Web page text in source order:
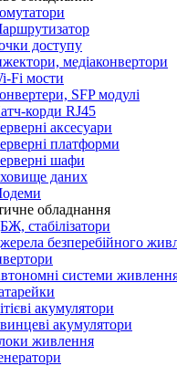
доступу
медіаконвертори
Fi мости
SFP модулі
корди RJ45
аксесуари
платформи
шафи
даних
обладнання
стабілізатори
безперебійного
системи
акумулятори
акумулятори
живлення